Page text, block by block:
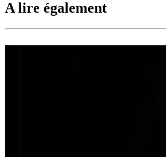
A lire également